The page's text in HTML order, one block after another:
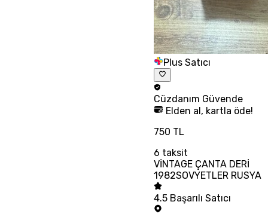
Plus Satıcı
Cüzdanım Güvende
Elden al, kartla öde!
750 TL
6 taksit
VİNTAGE ÇANTA DERİ
1982SOVYETLER RUSYA
4.5 Başarılı Satıcı